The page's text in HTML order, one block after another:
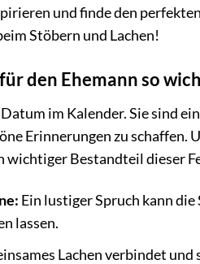
und finde den
Stöbern und Lachen!
den Ehemann so
im Kalender. Sie sind
Erinnerungen zu schaffen.
wichtiger Bestandteil dieser
Ein lustiger Spruch kann
lassen.
Lachen verbindet